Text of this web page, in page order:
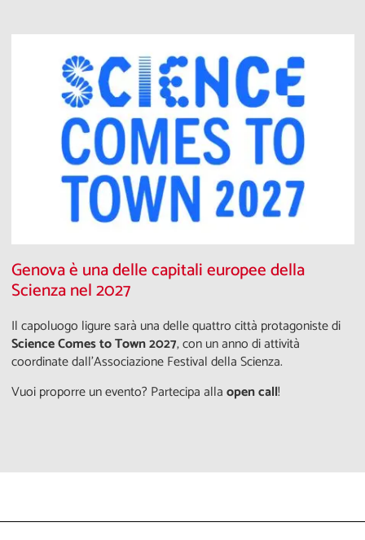
Genova è una delle capitali europee della
Scienza nel 2027
Il capoluogo ligure sarà una delle quattro città protagoniste di
Science Comes to Town 2027, con un anno di attività
coordinate dall'Associazione Festival della Scienza.
Vuoi proporre un evento? Partecipa allaopen call!